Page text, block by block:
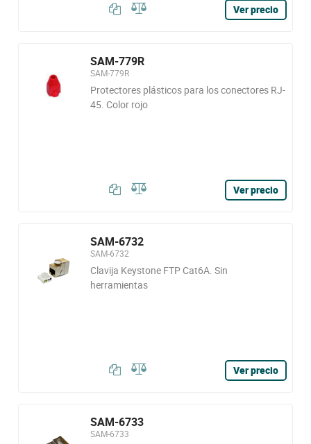
Ver precio
SAM-779R
SAM-779R
Protectores plásticos para los conectores RJ-
45. Color rojo
Ver precio
SAM-6732
SAM-6732
Clavija Keystone FTP Cat6A. Sin
herramientas
Ver precio
SAM-6733
SAM-6733